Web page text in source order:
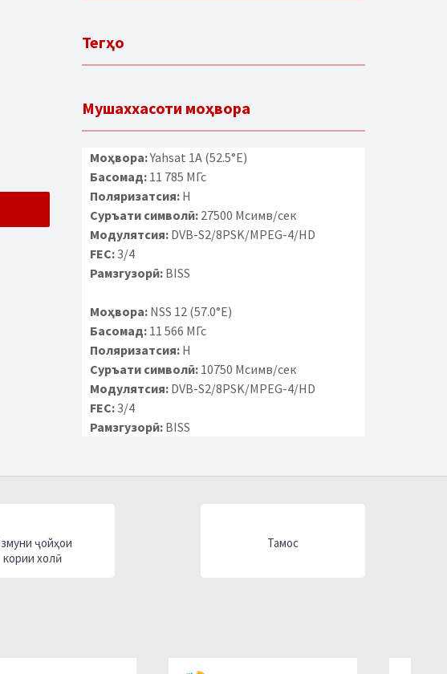
Тегҳо
Мушаххасоти моҳвора
Моҳвора:Yahsat 1A (52.5°E)
Басомад:11 785 МГс
Поляризатсия:H
Суръати символӣ:27500 Мсимв/сек
Модулятсия:DVB-S2/8PSK/MPEG-4/HD
FEC:3/4
Рамзгузорӣ:BISS
Моҳвора:NSS 12 (57.0°E)
Басомад:11 566 МГс
Поляризатсия:H
Суръати символӣ:10750 Мсимв/сек
Модулятсия:DVB-S2/8PSK/MPEG-4/HD
FEC:3/4
Рамзгузорӣ:BISS
ҷойҳои
кории холӣ
Тамос